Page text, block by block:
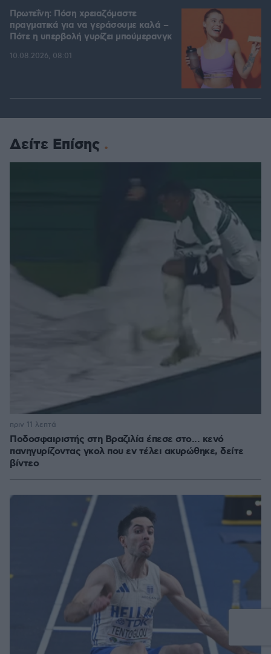
Πρωτεΐνη: Πόση χρειαζόμαστε
πραγματικά για να γεράσουμε καλά –
Πότε η υπερβολή γυρίζει μπούμερανγκ
10.08.2026, 08:01
Δείτε Επίσης
Ποδοσφαιριστής στη Βραζιλία έπεσε στο... κενό
πανηγυρίζοντας γκολ που εν τέλει ακυρώθηκε, δείτε
βίντεο
πριν 11 λεπτά